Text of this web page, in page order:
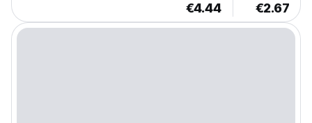
€4.44 €2.67